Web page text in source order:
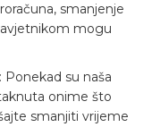
smanjenje
mogu
su naša
onime što
smanjiti vrijeme